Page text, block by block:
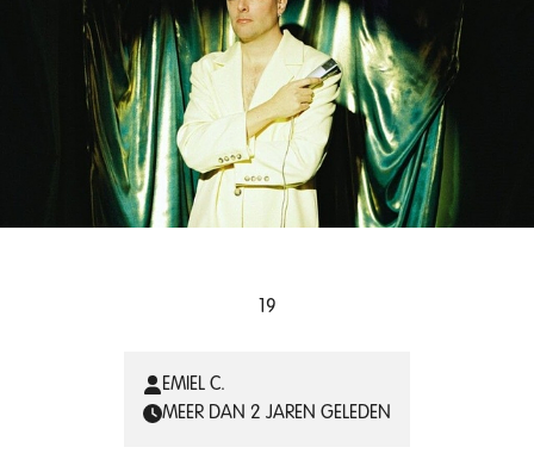
19
EMIEL C.
MEER DAN 2 JAREN GELEDEN